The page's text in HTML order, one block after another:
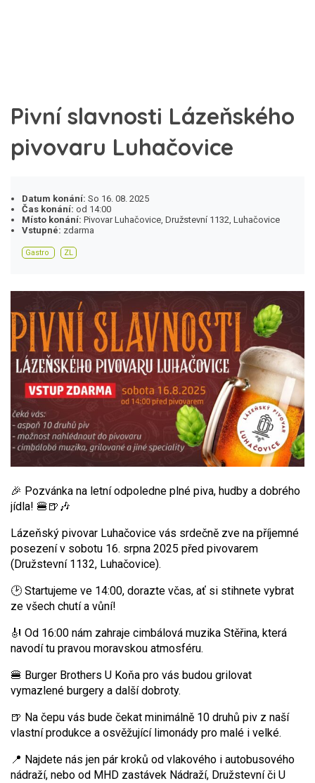
Pivní slavnosti Lázeňského
pivovaru Luhačovice
Datum konání: So 16. 08. 2025
Čas konání: od 14:00
Místo konání: Pivovar Luhačovice, Družstevní 1132, Luhačovice
Vstupné: zdarma
Gastro ZL
🎉 Pozvánka na letní odpoledne plné piva, hudby a dobrého
jídla! 🍔🍺🎶
Lázeňský pivovar Luhačovice vás srdečně zve na příjemné
posezení v sobotu 16. srpna 2025 před pivovarem
(Družstevní 1132, Luhačovice).
🕑 Startujeme ve 14:00, dorazte včas, ať si stihnete vybrat
ze všech chutí a vůní!
🎻 Od 16:00 nám zahraje cimbálová muzika Stěřina, která
navodí tu pravou moravskou atmosféru.
🍔 Burger Brothers U Koňa pro vás budou grilovat
vymazlené burgery a další dobroty.
🍺 Na čepu vás bude čekat minimálně 10 druhů piv z naší
vlastní produkce a osvěžující limonády pro malé i velké.
📍 Najdete nás jen pár kroků od vlakového i autobusového
nádraží, nebo od MHD zastávek Nádraží, Družstevní či U